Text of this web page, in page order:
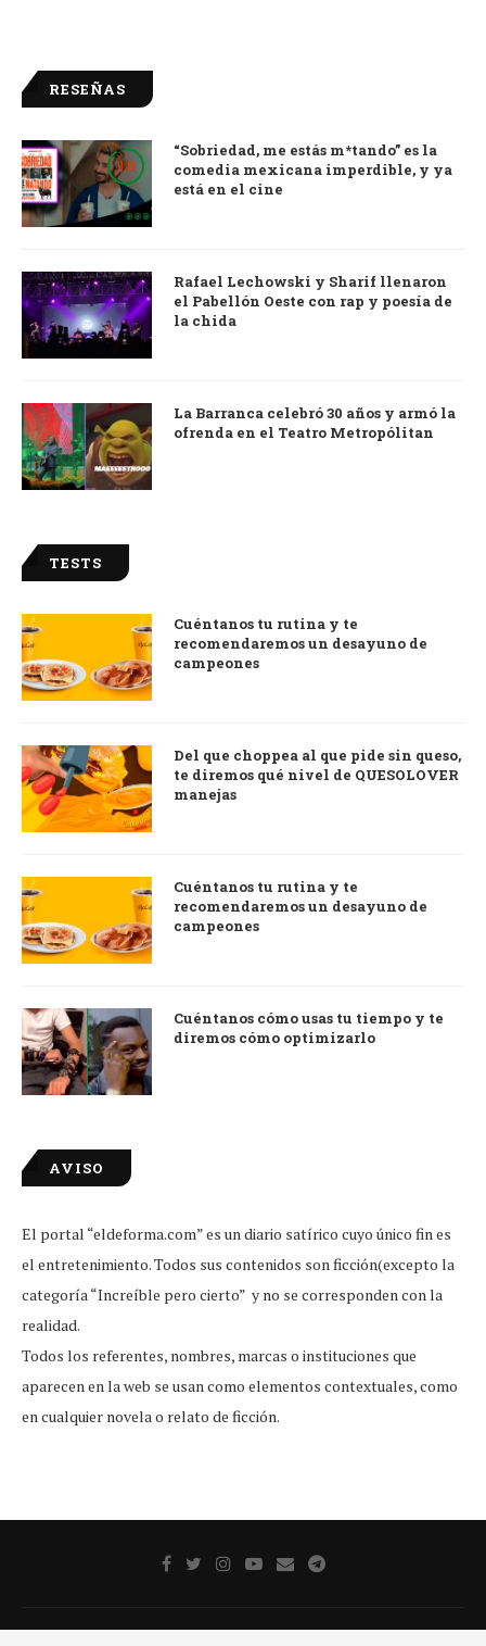
RESEÑAS
9.0
“Sobriedad, me estás m*tando” es la
comedia mexicana imperdible, y ya
está en el cine
Rafael Lechowski y Sharif llenaron
el Pabellón Oeste con rap y poesía de
la chida
La Barranca celebró 30 años y armó la
ofrenda en el Teatro Metropólitan
TESTS
Cuéntanos tu rutina y te
recomendaremos un desayuno de
campeones
Del que choppea al que pide sin queso,
te diremos qué nivel de QUESOLOVER
manejas
Cuéntanos tu rutina y te
recomendaremos un desayuno de
campeones
Cuéntanos cómo usas tu tiempo y te
diremos cómo optimizarlo
AVISO
El portal “eldeforma.com” es un diario satírico cuyo único fin es
el entretenimiento. Todos sus contenidos son ficción(excepto la
categoría “Increíble pero cierto” y no se corresponden con la
realidad.
Todos los referentes, nombres, marcas o instituciones que
aparecen en la web se usan como elementos contextuales, como
en cualquier novela o relato de ficción.